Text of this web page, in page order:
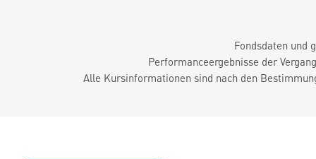
Fondsdaten und
Performanceergebnisse der
Alle Kursinformationen sind nach den